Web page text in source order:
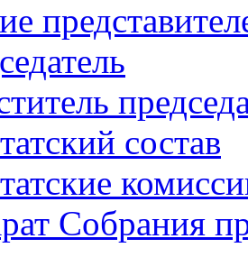
состав
Собрания